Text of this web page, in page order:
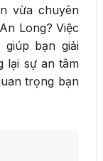
vừa chuyên
Long? Việc
bạn giải
lại sự an tâm
trọng bạn